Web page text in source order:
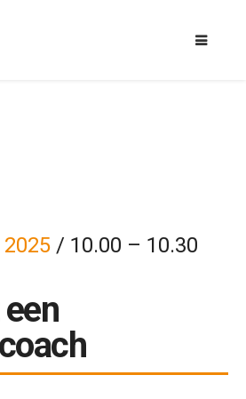
/ 10.00 – 10.30